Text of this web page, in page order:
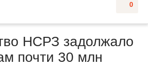
0
НСРЗ задолжало
почти 30 млн